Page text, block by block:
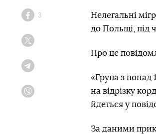
Facebook
3
Нелегальні
до Польщі, під
Про це
«Група з понад
на відрізку
йдеться у
За даними